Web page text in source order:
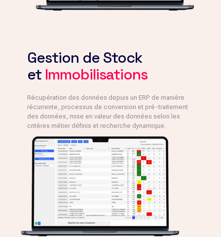
Gestion de Stock
et Immobilisations
Récupération des données depuis un ERP de manière
récurrente, processus de conversion et pré-traitement
des données, mise en valeur des données selon les
critères métier définis et recherche dynamique.